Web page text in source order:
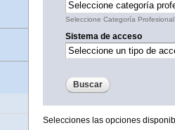
Seleccione Categoría Profesional
Sistema de acceso
Selecciones las opciones